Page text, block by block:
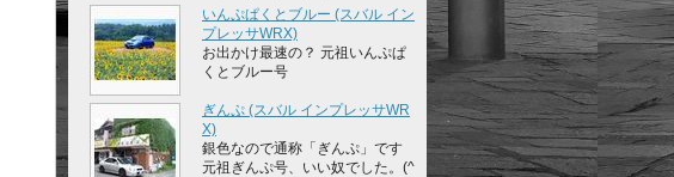
いんぷぱくとブルー (スバル イン
プレッサWRX)
お出かけ最速の？ 元祖いんぷぱ
くとブルー号
ぎんぷ (スバル インプレッサWR
X)
銀色なので通称「ぎんぷ」です
元祖ぎんぷ号、いい奴でした。(^